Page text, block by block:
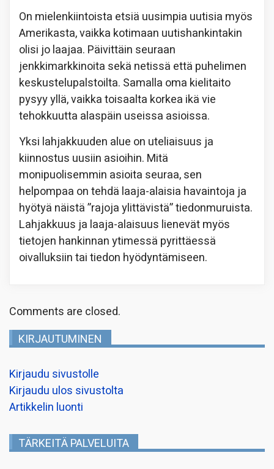
On mielenkiintoista etsiä uusimpia uutisia myös
Amerikasta, vaikka kotimaan uutishankintakin
olisi jo laajaa. Päivittäin seuraan
jenkkimarkkinoita sekä netissä että puhelimen
keskustelupalstoilta. Samalla oma kielitaito
pysyy yllä, vaikka toisaalta korkea ikä vie
tehokkuutta alaspäin useissa asioissa.
Yksi lahjakkuuden alue on uteliaisuus ja
kiinnostus uusiin asioihin. Mitä
monipuolisemmin asioita seuraa, sen
helpompaa on tehdä laaja-alaisia havaintoja ja
hyötyä näistä ”rajoja ylittävistä” tiedonmuruista.
Lahjakkuus ja laaja-alaisuus lienevät myös
tietojen hankinnan ytimessä pyrittäessä
oivalluksiin tai tiedon hyödyntämiseen.
Comments are closed.
KIRJAUTUMINEN
Kirjaudu sivustolle
Kirjaudu ulos sivustolta
Artikkelin luonti
TÄRKEITÄ PALVELUITA